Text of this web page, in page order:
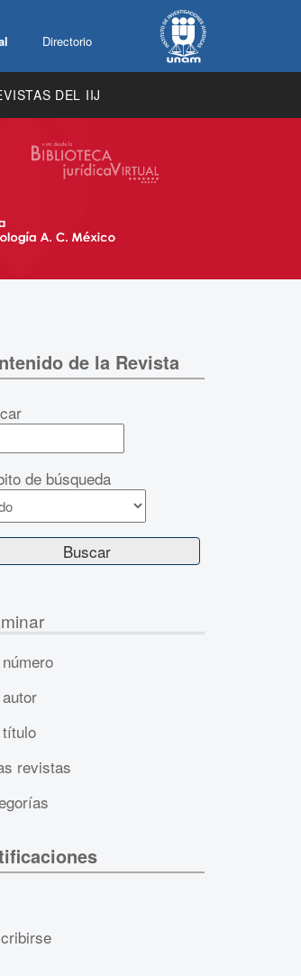
Directorio
DEL IIJ
de la Revista
de búsqueda
revistas